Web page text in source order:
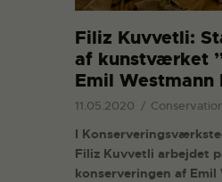
Filiz Kuvvetli:
af kunstværket
Emil Westmann
11.05.2020
I
Filiz Kuvvetli arbejdet
konserveringen af Emil